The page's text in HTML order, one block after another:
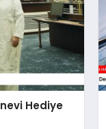
Hediye